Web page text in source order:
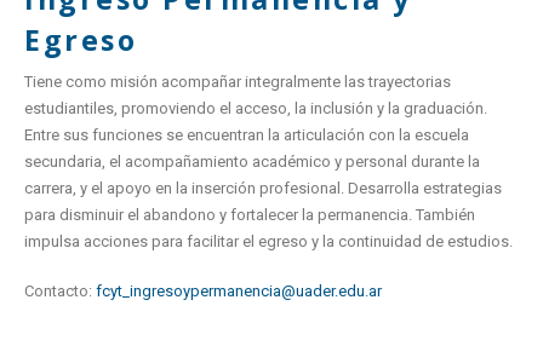
Egreso
Tiene como misión acompañar integralmente las trayectorias
estudiantiles, promoviendo el acceso, la inclusión y la graduación.
Entre sus funciones se encuentran la articulación con la escuela
secundaria, el acompañamiento académico y personal durante la
carrera, y el apoyo en la inserción profesional. Desarrolla estrategias
para disminuir el abandono y fortalecer la permanencia. También
impulsa acciones para facilitar el egreso y la continuidad de estudios.
Contacto: fcyt_ingresoypermanencia@uader.edu.ar